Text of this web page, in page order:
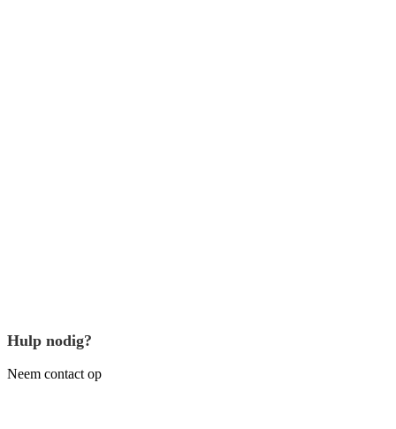
Hulp nodig?
Neem contact op